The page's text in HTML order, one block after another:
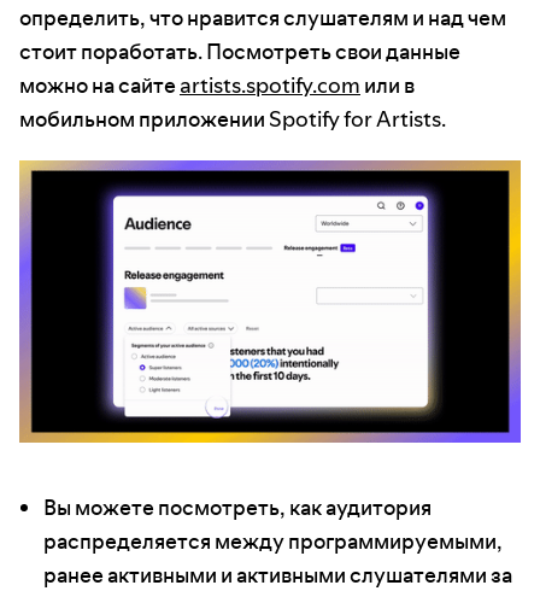
определить, что нравится слушателям и над чем
стоит поработать. Посмотреть свои данные
можно на сайте artists.spotify.com или в
мобильном приложении Spotify for Artists.
Вы можете посмотреть, как аудитория
распределяется между программируемыми,
ранее активными и активными слушателями за